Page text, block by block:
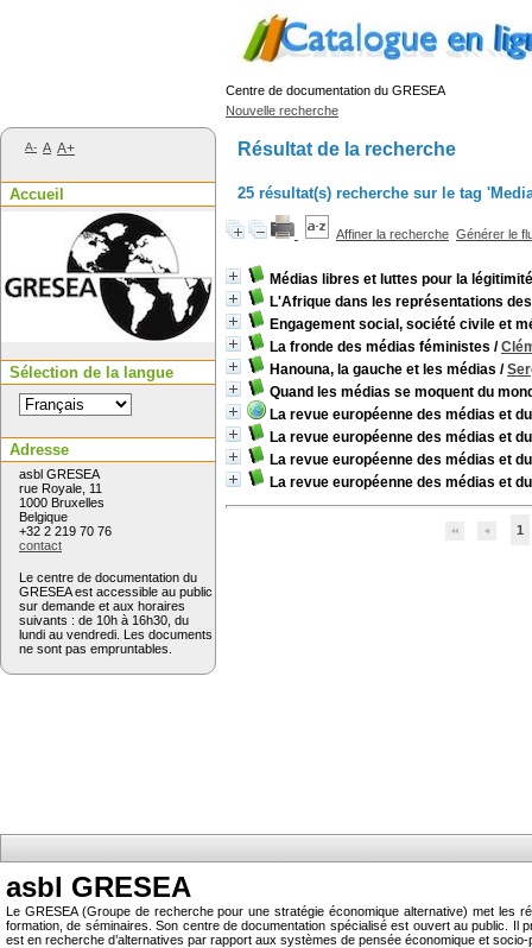
Centre de documentation du GRESEA
Nouvelle recherche
Résultat de la recherche
25 résultat(s) recherche sur le tag
Affiner la recherche Générer le
Médias libres et luttes pour la légitimité
L'Afrique dans les représentations
Engagement social, société civile et
La fronde des médias féministes /
Hanouna, la gauche et les médias /
Quand les médias se moquent du
La revue européenne des médias et
La revue européenne des médias et
La revue européenne des médias et
La revue européenne des médias et
1
asbl GRESEA
Le GRESEA (Groupe de recherche pour une stratégie économique alternative) met les
formation, de séminaires. Son centre de documentation spécialisé est ouvert au public.
est en recherche d’alternatives par rapport aux systèmes de pensée économique et socio-
A- A A+
Accueil
Sélection de la langue
Adresse
asbl GRESEA
rue Royale, 11
1000 Bruxelles
Belgique
+32 2 219 70 76
contact
Le centre de documentation du
GRESEA est accessible au public
sur demande et aux horaires
suivants : de 10h à 16h30, du
lundi au vendredi. Les documents
ne sont pas empruntables.